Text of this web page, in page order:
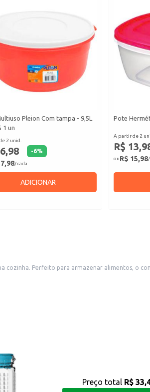
Pleion Com tampa - 9,5L
1 un
2 unid.
-6%
/ cada
ADICIONAR
Pote
A partir de 2
R$
ouR$ 15,98/
cozinha. Perfeito para armazenar alimentos, o
Preço total R$